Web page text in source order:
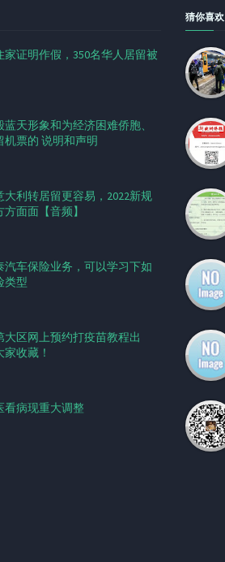
家证明作假，350名华人居留被
天形象和为经济困难侨胞、
机票的 说明和声明
大利转居留更容易，2022新规
面面【音频】
汽车保险业务，可以学习下如
类型
大区网上预约打疫苗教程出
收藏！
看病现重大调整
猜你喜欢